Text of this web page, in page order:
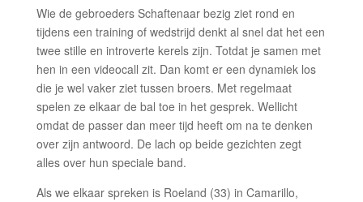
Wie de gebroeders Schaftenaar bezig ziet rond en
tijdens een training of wedstrijd denkt al snel dat het een
twee stille en introverte kerels zijn. Totdat je samen met
hen in een videocall zit. Dan komt er een dynamiek los
die je wel vaker ziet tussen broers. Met regelmaat
spelen ze elkaar de bal toe in het gesprek. Wellicht
omdat de passer dan meer tijd heeft om na te denken
over zijn antwoord. De lach op beide gezichten zegt
alles over hun speciale band.
Als we elkaar spreken is Roeland (33) in Camarillo,